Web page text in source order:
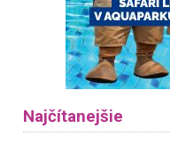
Najčítanejšie